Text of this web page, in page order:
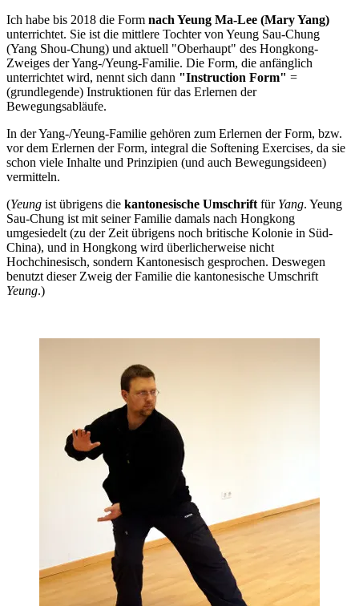
Ich habe bis 2018 die Form nach Yeung Ma-Lee (Mary Yang)
unterrichtet. Sie ist die mittlere Tochter von Yeung Sau-Chung
(Yang Shou-Chung) und aktuell "Oberhaupt" des Hongkong-
Zweiges der Yang-/Yeung-Familie. Die Form, die anfänglich
unterrichtet wird, nennt sich dann "Instruction Form" =
(grundlegende) Instruktionen für das Erlernen der
Bewegungsabläufe.
In der Yang-/Yeung-Familie gehören zum Erlernen der Form, bzw.
vor dem Erlernen der Form, integral die Softening Exercises, da sie
schon viele Inhalte und Prinzipien (und auch Bewegungsideen)
vermitteln.
(Yeung ist übrigens die kantonesische Umschrift für Yang. Yeung
Sau-Chung ist mit seiner Familie damals nach Hongkong
umgesiedelt (zu der Zeit übrigens noch britische Kolonie in Süd-
China), und in Hongkong wird überlicherweise nicht
Hochchinesisch, sondern Kantonesisch gesprochen. Deswegen
benutzt dieser Zweig der Familie die kantonesische Umschrift
Yeung.)